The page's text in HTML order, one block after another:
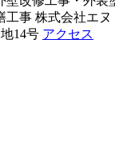
工事 株式会社エヌ
14号 アクセス